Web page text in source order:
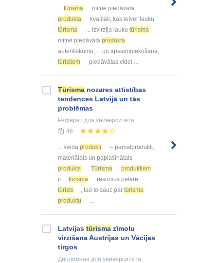
... tūrisma
mītnē piedāvātā
produkta
kvalitāti, kas ietver lauku
tūrisma
... izvirzīja lauku tūrisma
mītnē piedāvātā produkta
autentiskumu, ... un apsaimniekošana,
tūristiem
piedāvātas videi ...
Tūrisma nozares attīstības
tendences Latvijā un tās
problēmas
Реферат для университета
46
... veida produkti
– pamatprodukti,
materiālais un paplašinātais
produkts
Tūrisma
produktiem
ir ... tūrisma
resursus patērē
tūrists
, tad to sauc par tūrisma
produktu
Latvijas tūrisma zīmolu
virzīšana Austrijas un Vācijas
tirgos
Дипломная для университета